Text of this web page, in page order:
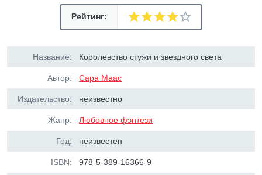
Рейтинг:
Название: Королевство стужи и звездного света
Автор: Сара Маас
Издательство: неизвестно
Жанр: Любовное фэнтези
Год: неизвестен
ISBN: 978-5-389-16366-9